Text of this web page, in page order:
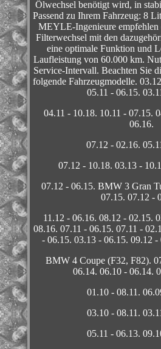
Ölwechsel benötigt wird, in
Passend zu Ihrem Fahrzeug: 8
MEYLE-Ingenieure empfehlen
Filterwechsel mit den
eine optimale Funktion und
Laufleistung von 60.000 km.
Service-Intervall. Beachten Sie
folgende Fahrzeugmodelle.
05.11 - 06.15.
04.11 - 10.18. 10.11 - 07.15.
06.16.
07.12 - 02.16.
07.12 - 10.18. 03.13 -
07.12 - 06.15. BMW 3 Gran
07.15. 07.12 -
11.12 - 06.16. 08.12 - 02.15.
08.16. 07.11 - 06.15. 07.11 -
- 06.15. 03.13 - 06.15. 09.12
BMW 4 Coupe (F32, F82).
06.14. 06.10 - 06.14.
01.10 - 08.11.
03.10 - 08.11.
05.11 - 06.13.